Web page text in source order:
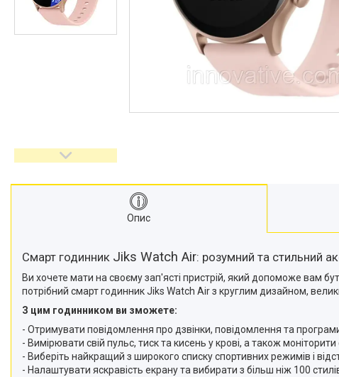
Опис
Смарт годинник Jiks Watch Air: розумний та стильний
Ви хочете мати на своєму зап'ясті пристрій, який допоможе вам
потрібний смарт годинник Jiks Watch Air з круглим дизайном,
З цим годинником ви зможете:
- Отримувати повідомлення про дзвінки, повідомлення та
- Вимірювати свій пульс, тиск та кисень у крові, а також моніторити
- Виберіть найкращий з широкого списку спортивних режимів і
- Налаштувати яскравість екрану та вибирати з більш ніж 100